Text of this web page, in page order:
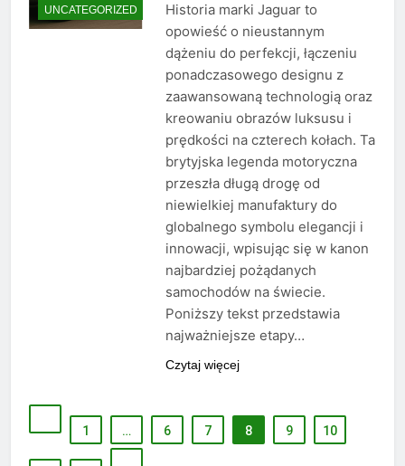
UNCATEGORIZED
Historia marki Jaguar to
opowieść o nieustannym
dążeniu do perfekcji, łączeniu
ponadczasowego designu z
zaawansowaną technologią oraz
kreowaniu obrazów luksusu i
prędkości na czterech kołach. Ta
brytyjska legenda motoryczna
przeszła długą drogę od
niewielkiej manufaktury do
globalnego symbolu elegancji i
innowacji, wpisując się w kanon
najbardziej pożądanych
samochodów na świecie.
Poniższy tekst przedstawia
najważniejsze etapy…
Czytaj więcej
1 … 6 7 8 9 10